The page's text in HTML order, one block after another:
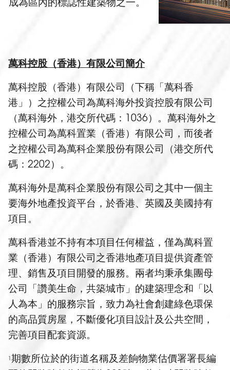
萬科控股（香港）有限公司簡介
萬科控股（香港）有限公司（下稱「萬科香
港」）之控權公司為萬科海外投資控股有限公司
（萬科海外，港交所代碼：1036）。萬科海外之
控權公司為萬科置業（香港）有限公司，而後者
之控權公司為萬科企業股份有限公司（港交所代
碼：2202）。
萬科海外是萬科企業股份有限公司之其中一個主
要海外地產投資平台，於香港、英國及美國持有
項目。
萬科香港並不持有本項目任何權益，僅為萬科置
業（香港）有限公司之香港地產項目提供資產管
理、銷售及項目開發的服務。兩者均秉承集團母
公司「讚美生命，共築城市」的建築理念和「以
人為本」的服務宗旨，致力為社會創建綠色環保
的高品質房屋，不斷優化項目設計及公共空間，
完善項目配套資源。
1 期數所位於的街道名稱及差餉物業估價署署長編